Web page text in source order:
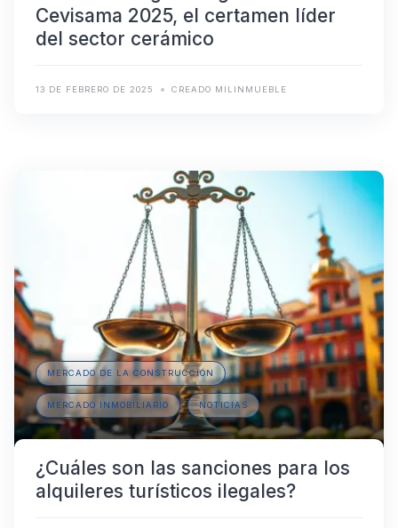
Cevisama 2025, el certamen líder
del sector cerámico
13 DE FEBRERO DE 2025 CREADO MILINMUEBLE
MERCADO DE LA CONSTRUCCIÓN
MERCADO INMOBILIARIO NOTICIAS
¿Cuáles son las sanciones para los
alquileres turísticos ilegales?